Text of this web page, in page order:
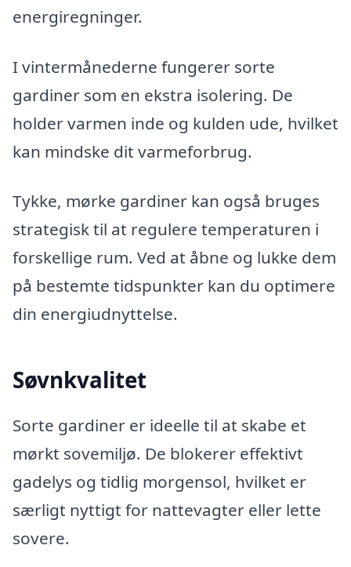
energiregninger.
I vintermånederne fungerer sorte
gardiner som en ekstra isolering. De
holder varmen inde og kulden ude, hvilket
kan mindske dit varmeforbrug.
Tykke, mørke gardiner kan også bruges
strategisk til at regulere temperaturen i
forskellige rum. Ved at åbne og lukke dem
på bestemte tidspunkter kan du optimere
din energiudnyttelse.
Søvnkvalitet
Sorte gardiner er ideelle til at skabe et
mørkt sovemiljø. De blokerer effektivt
gadelys og tidlig morgensol, hvilket er
særligt nyttigt for nattevagter eller lette
sovere.